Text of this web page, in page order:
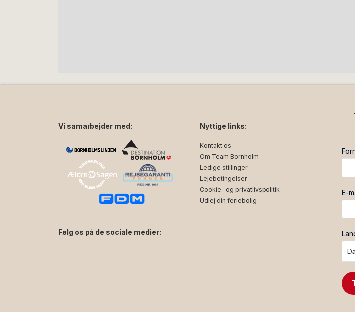
Vi samarbejder med:
Følg os på de sociale medier:
Nyttige links:
Kontakt os
Om Team Bornholm
Ledige stillinger
Lejebetingelser
Cookie- og privatlivspolitik
Udlej din feriebolig
E-